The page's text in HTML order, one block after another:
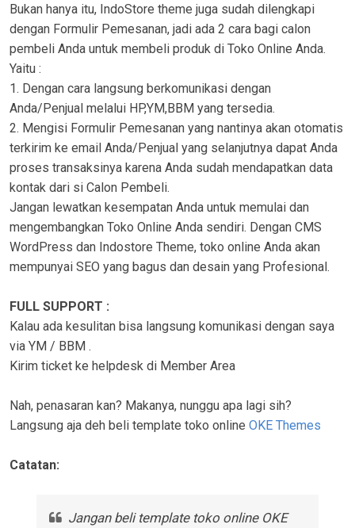
Bukan hanya itu, IndoStore theme juga sudah dilengkapi
dengan Formulir Pemesanan, jadi ada 2 cara bagi calon
pembeli Anda untuk membeli produk di Toko Online Anda.
Yaitu :
1. Dengan cara langsung berkomunikasi dengan
Anda/Penjual melalui HP,YM,BBM yang tersedia.
2. Mengisi Formulir Pemesanan yang nantinya akan otomatis
terkirim ke email Anda/Penjual yang selanjutnya dapat Anda
proses transaksinya karena Anda sudah mendapatkan data
kontak dari si Calon Pembeli.
Jangan lewatkan kesempatan Anda untuk memulai dan
mengembangkan Toko Online Anda sendiri. Dengan CMS
WordPress dan Indostore Theme, toko online Anda akan
mempunyai SEO yang bagus dan desain yang Profesional.
FULL SUPPORT :
Kalau ada kesulitan bisa langsung komunikasi dengan saya
via YM / BBM .
Kirim ticket ke helpdesk di Member Area
Nah, penasaran kan? Makanya, nunggu apa lagi sih?
Langsung aja deh beli template toko online OKE Themes
Catatan:
Jangan beli template toko online OKE